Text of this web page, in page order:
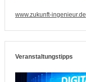
www.zukunft-ingenieur.de
Veranstaltungstipps